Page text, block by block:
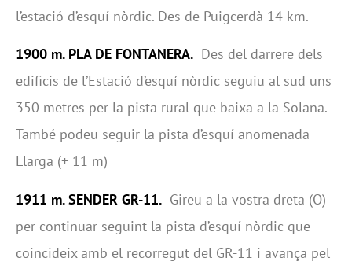
l’estació d’esquí nòrdic. Des de Puigcerdà 14 km.
1900 m. PLA DE FONTANERA. Des del darrere dels
edificis de l’Estació d’esquí nòrdic seguiu al sud uns
350 metres per la pista rural que baixa a la Solana.
També podeu seguir la pista d’esquí anomenada
Llarga (+ 11 m)
1911 m. SENDER GR-11. Gireu a la vostra dreta (O)
per continuar seguint la pista d’esquí nòrdic que
coincideix amb el recorregut del GR-11 i avança pel